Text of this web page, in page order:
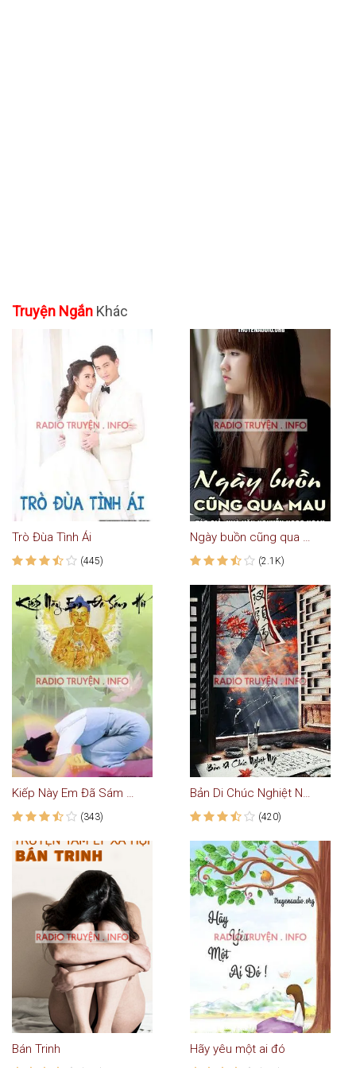
Truyện Ngắn Khác
Trò Đùa Tình Ái
(445)
Ngày buồn cũng qua mau
(2.1K)
Kiếp Này Em Đã Sám Hối
(343)
Bản Di Chúc Nghiệt Ngã - Truyện Ngắn
(420)
Bán Trinh Hãy yêu một ai đó